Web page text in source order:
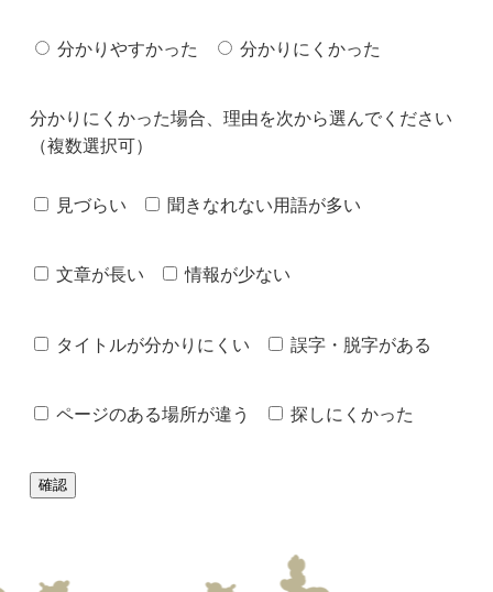
分かりやすかった 分かりにくかった
分かりにくかった場合、理由を次から選んでください
（複数選択可）
見づらい 聞きなれない用語が多い
文章が長い 情報が少ない
タイトルが分かりにくい 誤字・脱字がある
ページのある場所が違う 探しにくかった